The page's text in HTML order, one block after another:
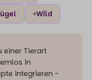
Wild
einer Tierart
in
integrieren -